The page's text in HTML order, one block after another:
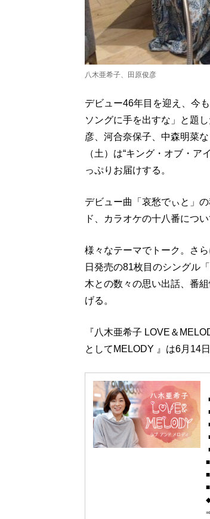
八木亜希子、田原俊彦
デビュー46年目を迎え、今
ソングに手を出すな」と題
彦、河合奈保子、中森明菜
（土）は“キング・オブ・
っぷりお届けする。
デビュー曲「哀愁でぃと」
ド、カラオケの十八番につ
様々なテーマでトーク。さ
日発売の81枚目のシングル
木との数々の思い出話、番
げる。
『八木亜希子 LOVE＆
としてMELODY 』は6月14